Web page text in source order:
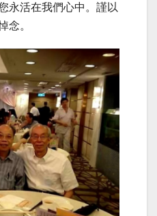
永活在我們心中。謹以
念。